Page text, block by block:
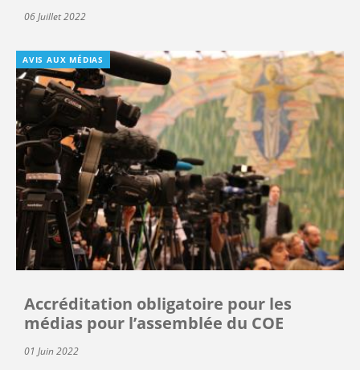
06 Juillet 2022
AVIS AUX MÉDIAS
Accréditation obligatoire pour les
médias pour l’assemblée du COE
01 Juin 2022